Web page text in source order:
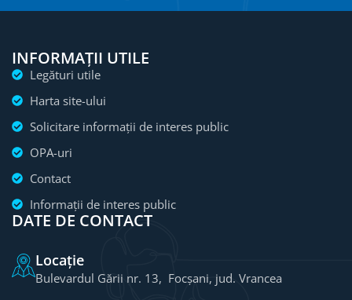
INFORMAȚII UTILE
Legături utile
Harta site-ului
Solicitare informații de interes public
OPA-uri
Contact
Informații de interes public
DATE DE CONTACT
Locație
Bulevardul Gării nr. 13, Focșani, jud. Vrancea